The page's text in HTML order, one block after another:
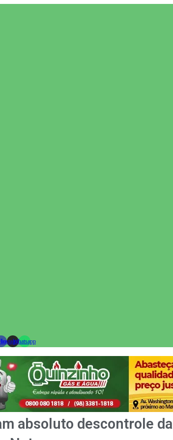
InstagramWhatsapp
absoluto descontrole da